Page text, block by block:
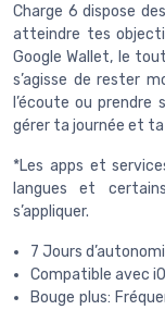
Charge 6 dispose
atteindre tes
Google Wallet, le
s’agisse de rester
l’écoute ou prendre
gérer ta journée et
*Les apps et
langues et
s’appliquer.
7 Jours
Compatible avec
Bouge plus: